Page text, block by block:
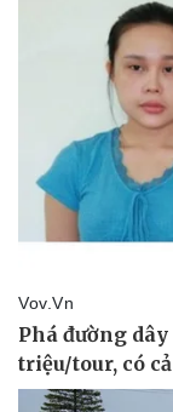
Bất động sản
Khởi nghiệp